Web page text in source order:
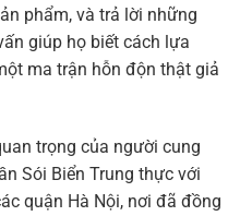
phẩm, và trả lời những
giúp họ biết cách lựa
ma trận hỗn độn thật giả
trọng của người cung
Sói Biển Trung thực với
quận Hà Nội, nơi đã đồng